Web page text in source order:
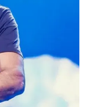
den
und
zu lernen,
Mit Hilfe
der